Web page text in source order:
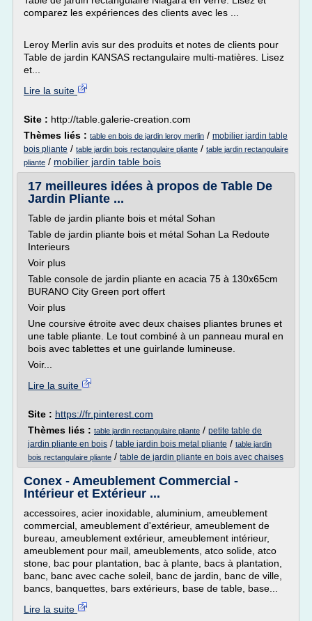
comparez les expériences des clients avec les ...
Leroy Merlin avis sur des produits et notes de clients pour
Table de jardin KANSAS rectangulaire multi-matières. Lisez
et...
Lire la suite
Site : http://table.galerie-creation.com
Thèmes liés : table en bois de jardin leroy merlin / mobilier jardin table
bois pliante / table jardin bois rectangulaire pliante / table jardin rectangulaire
pliante / mobilier jardin table bois
17 meilleures idées à propos de Table De
Jardin Pliante ...
Table de jardin pliante bois et métal Sohan
Table de jardin pliante bois et métal Sohan La Redoute
Interieurs
Voir plus
Table console de jardin pliante en acacia 75 à 130x65cm
BURANO City Green port offert
Voir plus
Une coursive étroite avec deux chaises pliantes brunes et
une table pliante. Le tout combiné à un panneau mural en
bois avec tablettes et une guirlande lumineuse.
Voir...
Lire la suite
Site : https://fr.pinterest.com
Thèmes liés : table jardin rectangulaire pliante / petite table de
jardin pliante en bois / table jardin bois metal pliante / table jardin
bois rectangulaire pliante / table de jardin pliante en bois avec chaises
Conex - Ameublement Commercial -
Intérieur et Extérieur ...
accessoires, acier inoxidable, aluminium, ameublement
commercial, ameublement d'extérieur, ameublement de
bureau, ameublement extérieur, ameublement intérieur,
ameublement pour mail, ameublements, atco solide, atco
stone, bac pour plantation, bac à plante, bacs à plantation,
banc, banc avec cache soleil, banc de jardin, banc de ville,
bancs, banquettes, bars extérieurs, base de table, base...
Lire la suite